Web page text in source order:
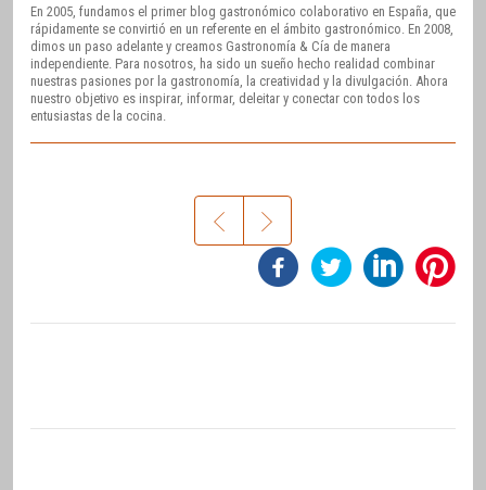
En 2005, fundamos el primer blog gastronómico colaborativo en España, que
rápidamente se convirtió en un referente en el ámbito gastronómico. En 2008,
dimos un paso adelante y creamos Gastronomía & Cía de manera
independiente. Para nosotros, ha sido un sueño hecho realidad combinar
nuestras pasiones por la gastronomía, la creatividad y la divulgación. Ahora
nuestro objetivo es inspirar, informar, deleitar y conectar con todos los
entusiastas de la cocina.